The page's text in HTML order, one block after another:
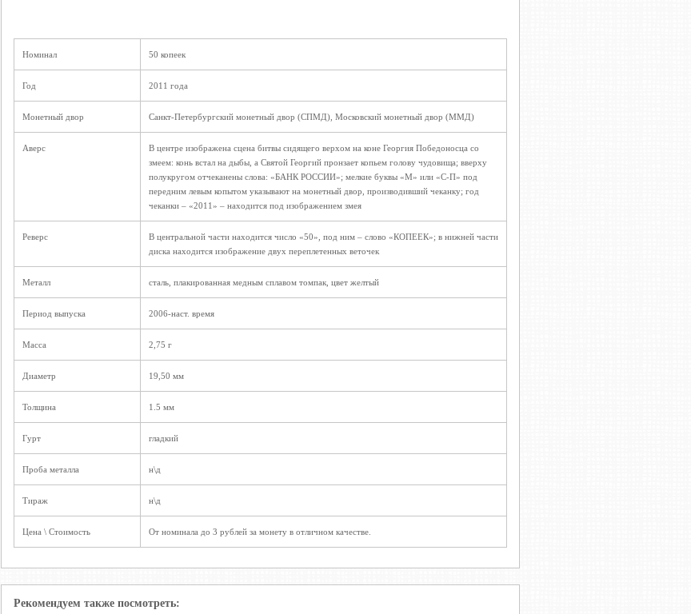
Номинал 50 копеек
Год 2011 года
Монетный двор Санкт-Петербургский монетный двор (СПМД), Московский монетный двор (ММД)
Аверс
В центре изображена сцена битвы сидящего верхом на коне Георгия Победоносца со
змеем: конь встал на дыбы, а Святой Георгий пронзает копьем голову чудовища; вверху
полукругом отчеканены слова: «БАНК РОССИИ»; мелкие буквы «М» или «С-П» под
передним левым копытом указывают на монетный двор, производивший чеканку; год
чеканки – «2011» – находится под изображением змея
Реверс
В центральной части находится число «50», под ним – слово «КОПЕЕК»; в нижней части
диска находится изображение двух переплетенных веточек
Металл сталь, плакированная медным сплавом томпак, цвет желтый
Период выпуска 2006-наст. время
Масса 2,75 г
Диаметр 19,50 мм
Толщина 1.5 мм
Гурт гладкий
Проба металла н\д
Тираж н\д
Цена \ Стоимость От номинала до 3 рублей за монету в отличном качестве.
Рекомендуем также посмотреть: